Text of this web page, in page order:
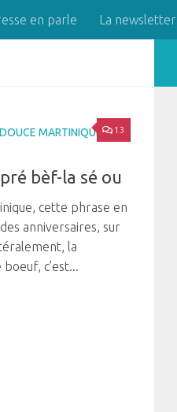
en parle La newsletter
13
MARTINIQUE
bèf-la sé ou
cette phrase en
anniversaires, sur
la
c’est...